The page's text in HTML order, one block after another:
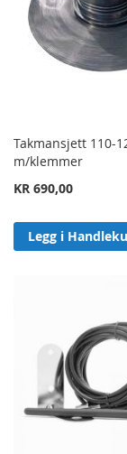
Takmansjett 110-
m/klemmer
KR 690,00
Legg i